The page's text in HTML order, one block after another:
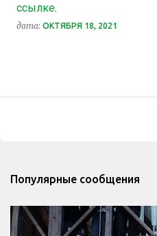
ссылке.
дата: ОКТЯБРЯ 18, 2021
Популярные сообщения